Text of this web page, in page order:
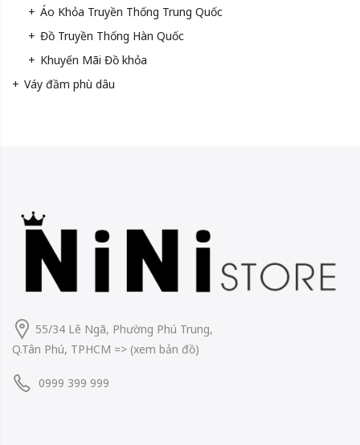
Áo Khỏa Truyền Thống Trung Quốc
Đồ Truyền Thống Hàn Quốc
Khuyến Mãi Đồ khỏa
Váy đầm phù dâu
55/34 Lê Ngã, Phường Phú Trung,
Q.Tân Phú, TPHCM => (xem bản đồ)
0999 399 999